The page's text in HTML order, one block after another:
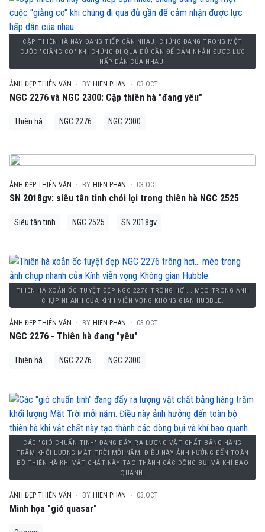
CẶP THIÊN HÀ NÀY ĐANG TIẾP CẬN NHAU, CHÚNG ĐANG TRONG MỘT
CUỘC "GIẰNG CO" KHI CHÚNG ĐI QUA ĐỦ GẦN ĐỂ CẢM NHẬN ĐƯỢC LỰC
HẤP DẪN CỦA NHAU.
ẢNH ĐẸP THIÊN VĂN BY HIEN PHAN 03.OCT
NGC 2276 và NGC 2300: Cặp thiên hà "đang yêu"
Thiên hà NGC 2276 NGC 2300
ẢNH ĐẸP THIÊN VĂN BY HIEN PHAN 03.OCT
SN 2018gv: siêu tân tinh chói lọi trong thiên hà NGC 2525
Siêu tân tinh NGC 2525 SN 2018gv
THIÊN HÀ XOẮN ỐC TUYỆT ĐẸP NGC 2276 TRÔNG HƠI... MÉO TRONG ẢNH
CHỤP NHANH CỦA KÍNH VIỄN VỌNG KHÔNG GIAN HUBBLE.
ẢNH ĐẸP THIÊN VĂN BY HIEN PHAN 03.OCT
NGC 2276 - Thiên hà đang "yêu"
Thiên hà NGC 2276 NGC 2300
CÁC "GIÓ CHUẨN TINH" ĐANG ĐẨY RA LƯỢNG VẬT CHẤT BẰNG HÀNG
TRĂM KHỐI LƯỢNG MẶT TRỜI MỖI NĂM. ĐIỀU NÀY ẢNH HƯỞNG ĐẾN TOÀN
BỘ THIÊN HÀ KHI VẬT CHẤT NÀY TẠO THÀNH CÁC DÒNG BỤI VÀ KHÍ BAO
QUANH.
ẢNH ĐẸP THIÊN VĂN BY HIEN PHAN 03.OCT
Minh họa "gió quasar"